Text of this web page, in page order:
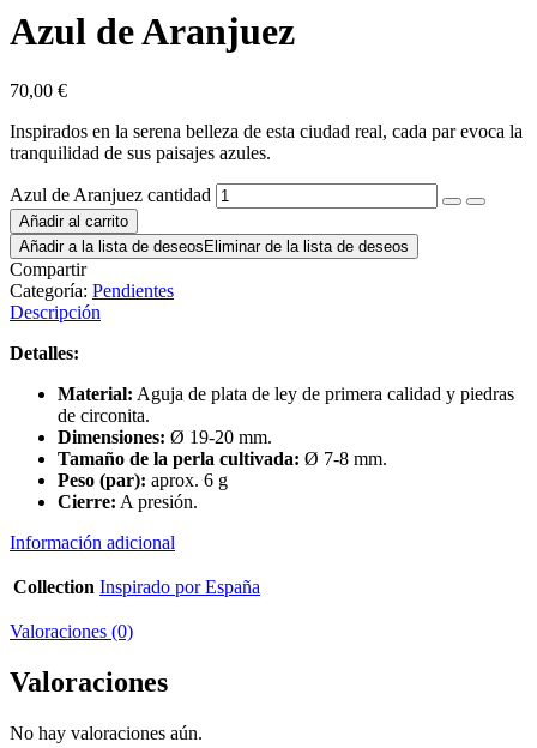
Azul de Aranjuez
70,00 €
Inspirados en la serena belleza de esta ciudad real, cada par evoca la
tranquilidad de sus paisajes azules.
Azul de Aranjuez cantidad
Añadir al carrito
Añadir a la lista de deseos Eliminar de la lista de deseos
Compartir
Categoría: Pendientes
Descripción
Detalles:
Material: Aguja de plata de ley de primera calidad y piedras
de circonita.
Dimensiones: Ø 19-20 mm.
Tamaño de la perla cultivada: Ø 7-8 mm.
Peso (par): aprox. 6 g
Cierre: A presión.
Información adicional
Collection Inspirado por España
Valoraciones (0)
Valoraciones
No hay valoraciones aún.